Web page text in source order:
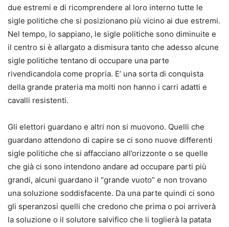
due estremi e di ricomprendere al loro interno tutte le
sigle politiche che si posizionano più vicino ai due estremi.
Nel tempo, lo sappiano, le sigle politiche sono diminuite e
il centro si è allargato a dismisura tanto che adesso alcune
sigle politiche tentano di occupare una parte
rivendicandola come propria. E’ una sorta di conquista
della grande prateria ma molti non hanno i carri adatti e
cavalli resistenti.
Gli elettori guardano e altri non si muovono. Quelli che
guardano attendono di capire se ci sono nuove differenti
sigle politiche che si affacciano all’orizzonte o se quelle
che già ci sono intendono andare ad occupare parti più
grandi, alcuni guardano il “grande vuoto” e non trovano
una soluzione soddisfacente. Da una parte quindi ci sono
gli speranzosi quelli che credono che prima o poi arriverà
la soluzione o il solutore salvifico che li toglierà la patata